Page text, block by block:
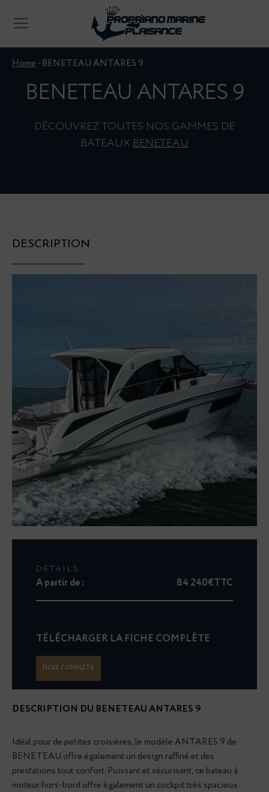
Home- BENETEAU ANTARES 9
BENETEAU ANTARES 9
DÉCOUVREZ TOUTES NOS GAMMES DE
BATEAUXBENETEAU
DESCRIPTION
DÉTAILS
A partir de : 84 240€TTC
TÉLÉCHARGER LA FICHE COMPLÈTE
FICHE COMPLÈTE
DESCRIPTION DU BENETEAU ANTARES 9
Idéal pour de petites croisières, le modèle ANTARES 9 de
BENETEAU offre également un design raffiné et des
prestations tout confort. Puissant et sécurisant, ce bateau à
moteur hors-bord offre également un cockpit très spacieux